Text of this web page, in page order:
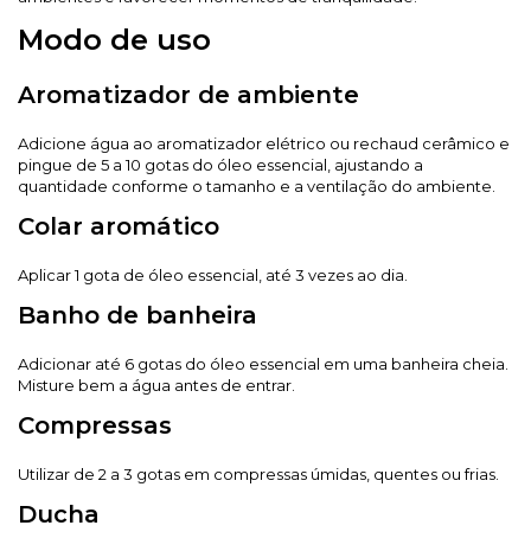
Modo de uso
Aromatizador de ambiente
Adicione água ao aromatizador elétrico ou rechaud cerâmico e
pingue de 5 a 10 gotas do óleo essencial, ajustando a
quantidade conforme o tamanho e a ventilação do ambiente.
Colar aromático
Aplicar 1 gota de óleo essencial, até 3 vezes ao dia.
Banho de banheira
Adicionar até 6 gotas do óleo essencial em uma banheira cheia.
Misture bem a água antes de entrar.
Compressas
Utilizar de 2 a 3 gotas em compressas úmidas, quentes ou frias.
Ducha